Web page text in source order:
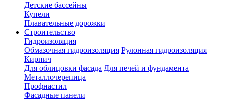
Детские бассейны
Купели
Плавательные дорожки
Строительство
Гидроизоляция
Обмазочная гидроизоляция Рулонная гидроизоляция
Кирпич
Для облицовки фасада Для печей и фундамента
Металлочерепица
Профнастил
Фасадные панели